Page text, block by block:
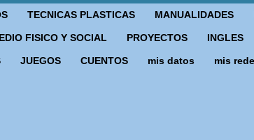
TECNICAS PLASTICAS MANUALIDADES
FISICO Y SOCIAL PROYECTOS INGLES
JUEGOS CUENTOS mis datos mis